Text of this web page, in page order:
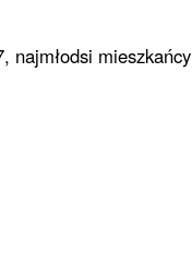
najmłodsi mieszkańcy